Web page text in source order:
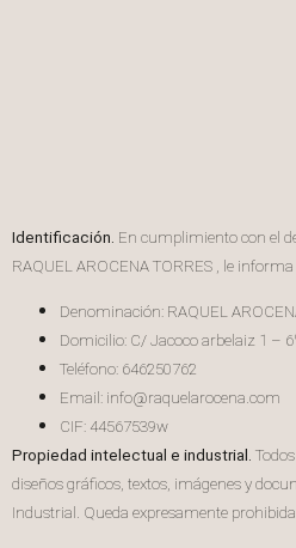
Identificación. En cumplimiento con el
RAQUEL AROCENA TORRES , le
Denominación: RAQUEL
Domicilio: C/ Jacoco arbelaiz 1 –
Teléfono: 646250762
Email: info@raquelarocena.com
CIF: 44567539w
Propiedad intelectual e industrial.
diseños gráficos, textos, imágenes y
Industrial. Queda expresamente